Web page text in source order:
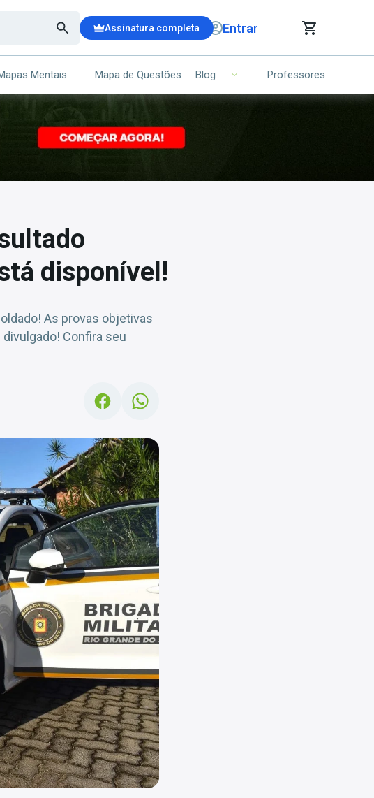
Assinatura completa Entrar
CARRINHO DE COMPRAS
ITENS (00)
Seu carrinho ainda está vazio.
Mentais Mapa de Questões Blog Professores
disponível!
As provas objetivas
Confira seu